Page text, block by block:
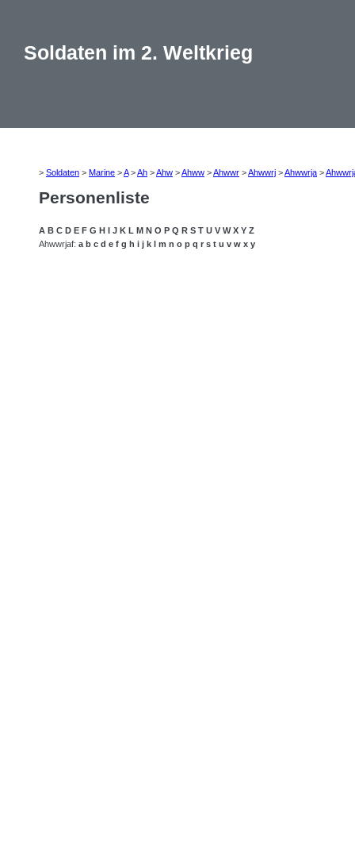
Soldaten im 2. Weltkrieg
> Soldaten > Marine >A>Ah >Ahw >Ahww >Ahwwr >Ahwwrj >Ahwwrja >
Personenliste
A B C D E F G H I J K L M N O P Q R S T U V W X Y Z
Ahwwrjaf: a b c d e f g h i j k l m n o p q r s t u v w x y